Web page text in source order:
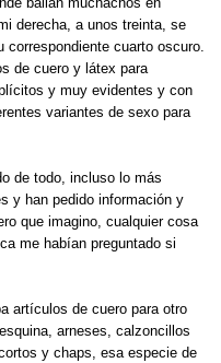
derecha, a unos treinta, se
correspondiente cuarto oscuro.
de cuero y látex para
y muy evidentes y con
variantes de sexo para
de todo, incluso lo más
y han pedido información y
que imagino, cualquier cosa
me habían preguntado si
artículos de cuero para otro
arneses, calzoncillos
y chaps, esa especie de